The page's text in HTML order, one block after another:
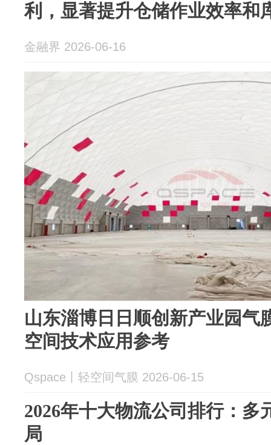
利，显著提升仓储作业效率和
金融界 2026-06-16
山东淄博日日顺创新产业园气
空间技术应用参考
Qspace丨轻空间气膜 2026-06-15
2026年十大物流公司排行：多
局